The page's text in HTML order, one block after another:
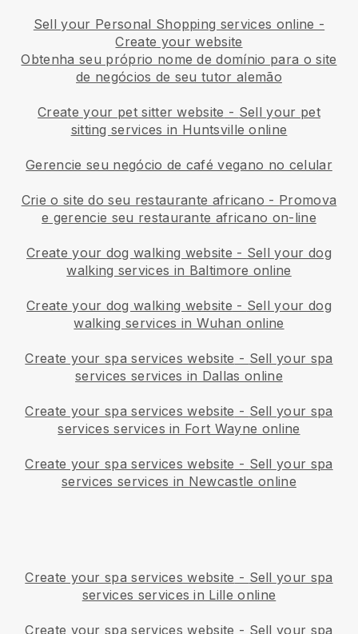
Sell your Personal Shopping services online -
Create your website
Obtenha seu próprio nome de domínio para o site
de negócios de seu tutor alemão
Create your pet sitter website - Sell your pet
sitting services in Huntsville online
Gerencie seu negócio de café vegano no celular
Crie o site do seu restaurante africano - Promova
e gerencie seu restaurante africano on-line
Create your dog walking website - Sell your dog
walking services in Baltimore online
Create your dog walking website - Sell your dog
walking services in Wuhan online
Create your spa services website - Sell your spa
services services in Dallas online
Create your spa services website - Sell your spa
services services in Fort Wayne online
Create your spa services website - Sell your spa
services services in Newcastle online
Create your spa services website - Sell your spa
services services in Lille online
Create your spa services website - Sell your spa